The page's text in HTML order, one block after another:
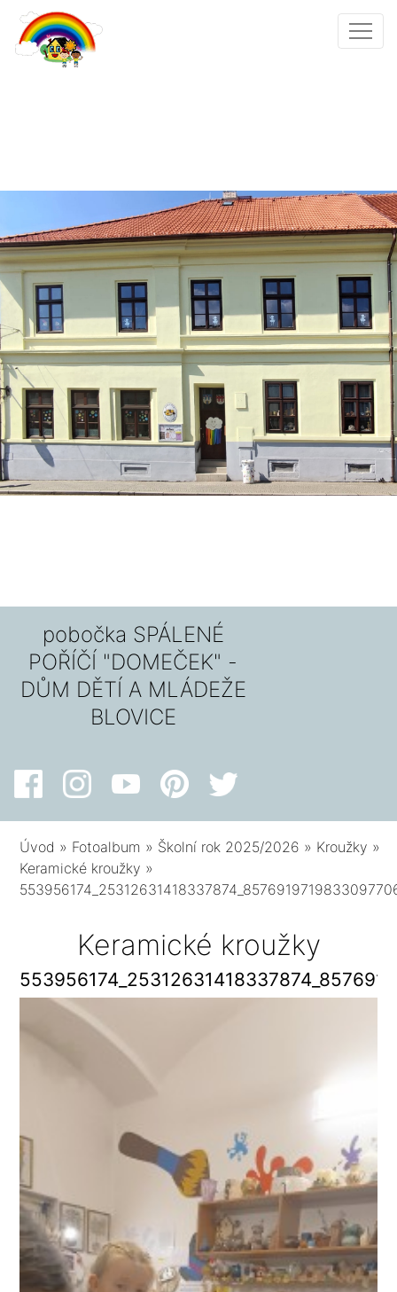
pobočka SPÁLENÉ
POŘÍČÍ "DOMEČEK" -
DŮM DĚTÍ A MLÁDEŽE
BLOVICE
Úvod » Fotoalbum » Školní rok 2025/2026 » Kroužky »
Keramické kroužky »
Keramické kroužky